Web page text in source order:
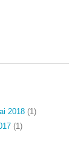
2018 (1)
(1)